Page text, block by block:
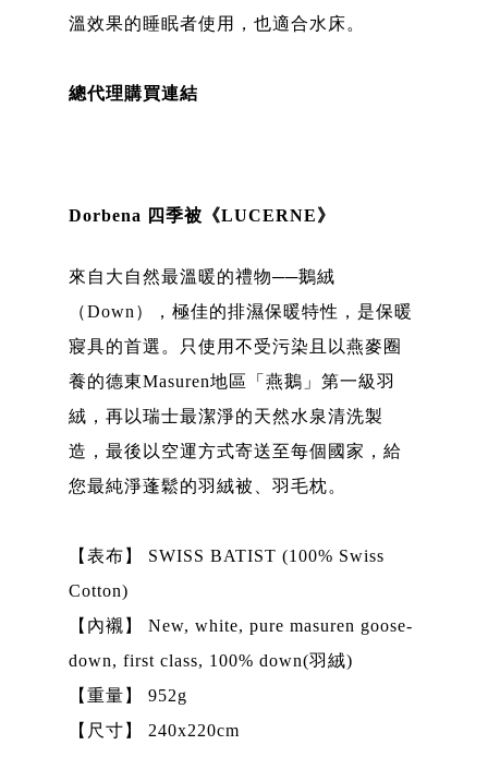
溫效果的睡眠者使用，也適合水床。
總代理購買連結
Dorbena 四季被《LUCERNE》
來自大自然最溫暖的禮物──鵝絨
（Down），極佳的排濕保暖特性，是保暖
寢具的首選。只使用不受污染且以燕麥圈
養的德東Masuren地區「燕鵝」第一級羽
絨，再以瑞士最潔淨的天然水泉清洗製
造，最後以空運方式寄送至每個國家，給
您最純淨蓬鬆的羽絨被、羽毛枕。
【表布】 SWISS BATIST (100% Swiss
Cotton)
【內襯】 New, white, pure masuren goose-
down, first class, 100% down(羽絨)
【重量】 952g
【尺寸】 240x220cm